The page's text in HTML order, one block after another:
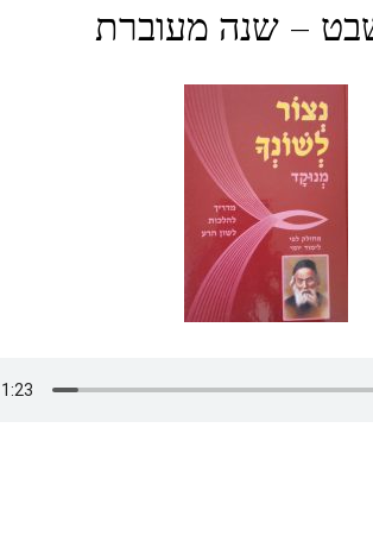
– שנה מעוברת